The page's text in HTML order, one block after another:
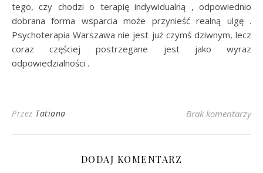
tego, czy chodzi o terapię indywidualną , odpowiednio
dobrana forma wsparcia może przynieść realną ulgę .
Psychoterapia Warszawa nie jest już czymś dziwnym, lecz
coraz częściej postrzegane jest jako wyraz
odpowiedzialności .
Przez Tatiana Brak komentarzy
DODAJ KOMENTARZ